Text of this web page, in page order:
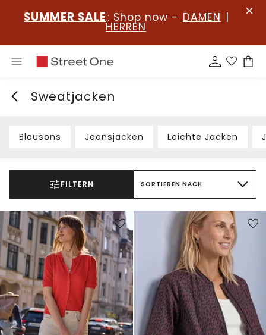
SUMMER SALE : Shop now - DAMEN |
HERREN
Sweatjacken
Blousons Jeansjacken Leichte Jacken
FILTERN SORTIEREN NACH